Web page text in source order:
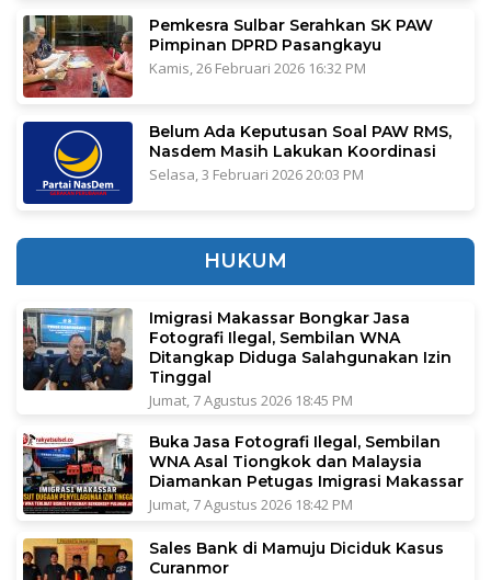
Pemkesra Sulbar Serahkan SK PAW
Pimpinan DPRD Pasangkayu
Kamis, 26 Februari 2026 16:32 PM
Belum Ada Keputusan Soal PAW RMS,
Nasdem Masih Lakukan Koordinasi
Selasa, 3 Februari 2026 20:03 PM
HUKUM
Imigrasi Makassar Bongkar Jasa
Fotografi Ilegal, Sembilan WNA
Ditangkap Diduga Salahgunakan Izin
Tinggal
Jumat, 7 Agustus 2026 18:45 PM
Buka Jasa Fotografi Ilegal, Sembilan
WNA Asal Tiongkok dan Malaysia
Diamankan Petugas Imigrasi Makassar
Jumat, 7 Agustus 2026 18:42 PM
Sales Bank di Mamuju Diciduk Kasus
Curanmor